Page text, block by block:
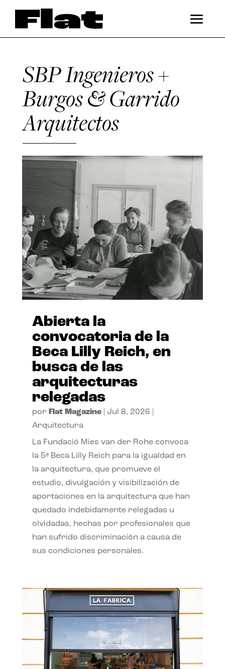
SBP Ingenieros +
Burgos & Garrido
Arquitectos
Abierta la
convocatoria de la
Beca Lilly Reich, en
busca de las
arquitecturas
relegadas
por Flat Magazine| Jul 8, 2026
Arquitectura
La Fundació Mies van der Rohe convoca
la 5ª Beca Lilly Reich para la igualdad en
la arquitectura, que promueve el
estudio, divulgación y visibilización de
aportaciones en la arquitectura que han
quedado indebidamente relegadas u
olvidadas, hechas por profesionales que
han sufrido discriminación a causa de
sus condiciones personales.